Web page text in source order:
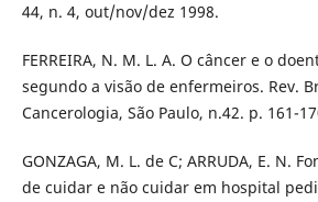
44, n. 4, out/nov/dez 1998.
FERREIRA, N. M. L. A. O câncer e o
segundo a visão de enfermeiros. Rev.
Cancerologia, São Paulo, n.42. p. 161-
GONZAGA, M. L. de C; ARRUDA, E. N.
de cuidar e não cuidar em hospital